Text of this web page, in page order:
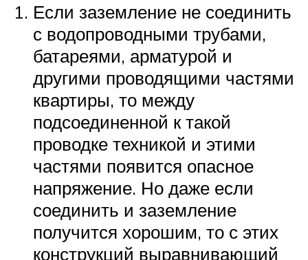
Если заземление не соединить
с водопроводными трубами,
батареями, арматурой и
другими проводящими частями
квартиры, то между
подсоединенной к такой
проводке техникой и этими
частями появится опасное
напряжение. Но даже если
соединить и заземление
получится хорошим, то с этих
конструкций выравнивающий